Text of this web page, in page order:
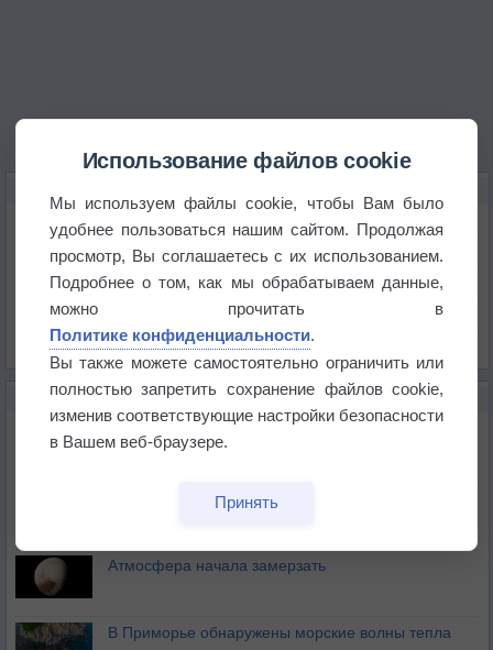
Температура
Давление
Осадки
Облачность
Список всех карт
НОВОЕ О ПОГОДЕ
Космическая погода влияет на транспорт
Приложение построит маршрут через тень
Атмосфера начала замерзать
В Приморье обнаружены морские волны тепла
Использование файлов cookie
Мы используем файлы cookie, чтобы Вам было
удобнее пользоваться нашим сайтом. Продолжая
просмотр, Вы соглашаетесь с их использованием.
Подробнее о том, как мы обрабатываем данные,
можно прочитать в
Политике конфиденциальности.
Вы также можете самостоятельно ограничить или
полностью запретить сохранение файлов cookie,
изменив соответствующие настройки безопасности
в Вашем веб-браузере.
Принять